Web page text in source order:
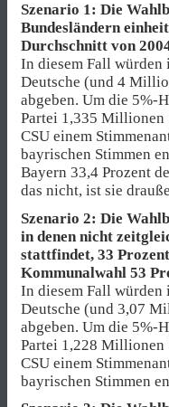
Szenario 1: Die
Bundesländern
Durchschnitt von
In diesem Fall
Deutsche (und 4
abgeben. Um die 5%-
Partei 1,335 Millionen
CSU einem
bayrischen Stimmen
Bayern 33,4 Prozent
das nicht, ist sie
Szenario 2: Die
in denen nicht
stattfindet, 33
Kommunalwahl 53
In diesem Fall
Deutsche (und 3,07
abgeben. Um die 5%-
Partei 1,228 Millionen
CSU einem
bayrischen Stimmen